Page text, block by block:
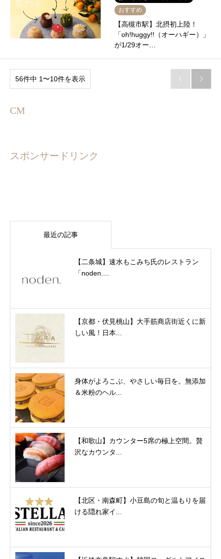
おすすめ
【高槻市駅】北摂初上陸！
「oh!huggy!!（オーハギー）」
が1/29オー…
56件中 1〜10件を表示  
CM
スポンサードリンク
最近の記事
【二条城】速水もこみち氏のレストラン
「noden....
【京都・伏見桃山】大手筋商店街近くに新
しい風！日本...
身体がよろこぶ、やさしい毎日を。無添加
＆米粉のヘル...
【和歌山】カウンター5席の極上空間。贅
沢なカウンタ...
【北区・南森町】小豆島の旬と温もりを届
ける隠れ家イ...